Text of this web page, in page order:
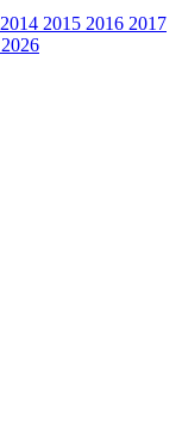
2014 2015 2016 2017
2026